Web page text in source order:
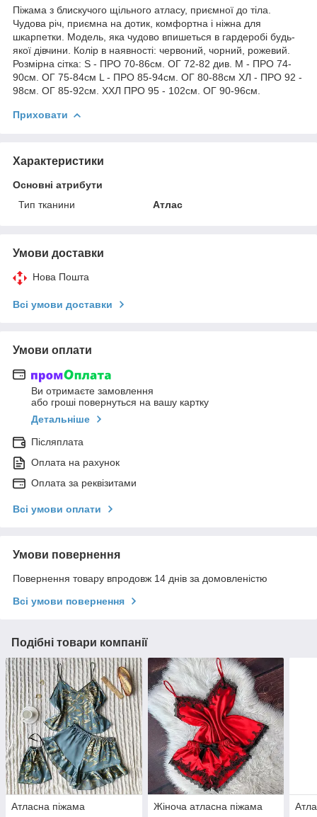
Піжама з блискучого щільного атласу, приємної до тіла.
Чудова річ, приємна на дотик, комфортна і ніжна для
шкарпетки. Модель, яка чудово впишеться в гардеробі будь-
якої дівчини. Колір в наявності: червоний, чорний, рожевий.
Розмірна сітка: S - ПРО 70-86см. ОГ 72-82 див. M - ПРО 74-
90см. ОГ 75-84см L - ПРО 85-94см. ОГ 80-88см ХЛ - ПРО 92 -
98см. ОГ 85-92см. ХХЛ ПРО 95 - 102см. ОГ 90-96см.
Приховати
Характеристики
Основні атрибути
Тип тканини
Атлас
Умови доставки
Нова Пошта
Всі умови доставки
Умови оплати
Ви отримаєте замовлення
або гроші повернуться на вашу картку
Детальніше
Післяплата
Оплата на рахунок
Оплата за реквізитами
Всі умови оплати
Умови повернення
Повернення товару впродовж 14 днів за домовленістю
Всі умови повернення
Подібні товари компанії
Атласна піжама Жіноча атласна піжама